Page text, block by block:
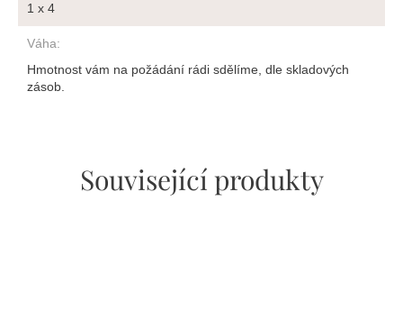
Související produkty
1 x 4
Váha:
Hmotnost vám na požádání rádi sdělíme, dle skladových
zásob.